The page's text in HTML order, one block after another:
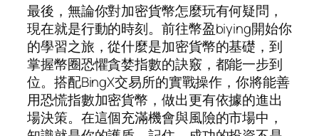
最後，無論你對加密貨幣怎麼玩有何疑問，
現在就是行動的時刻。前往幣盈biying開始你
的學習之旅，從什麼是加密貨幣的基礎，到
掌握幣圈恐懼貪婪指數的訣竅，都能一步到
位。搭配BingX交易所的實戰操作，你將能善
用恐慌指數加密貨幣，做出更有依據的進出
場決策。在這個充滿機會與風險的市場中，